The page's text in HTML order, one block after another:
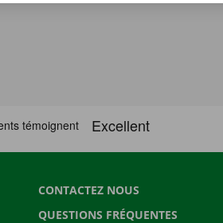
CONTACTEZ NOUS
QUESTIONS FRÉQUENTES